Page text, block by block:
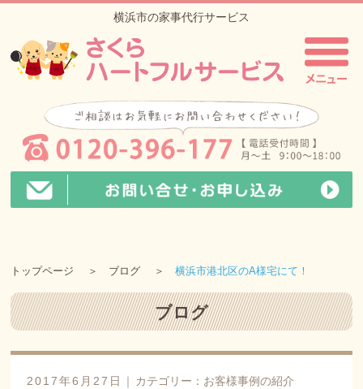
横浜市の家事代行サービス
トップページ ブログ 横浜市港北区のA様宅にて！
ブログ
2017年6月27日｜ カテゴリー： お客様事例の紹介